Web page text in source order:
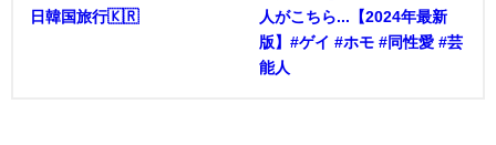
日韓国旅行🇰🇷
人がこちら...【2024年最新
版】#ゲイ #ホモ #同性愛 #芸
能人